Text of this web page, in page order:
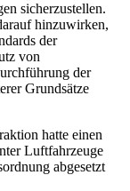
sicherzustellen.
hinzuwirken,
der
von
der
Grundsätze
hatte einen
Luftfahrzeuge
abgesetzt